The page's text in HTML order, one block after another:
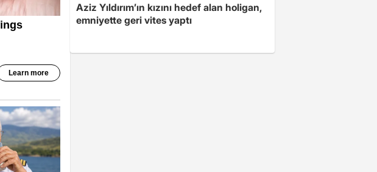
Aziz Yıldırım’ın kızını hedef alan holigan,
emniyette geri vites yaptı